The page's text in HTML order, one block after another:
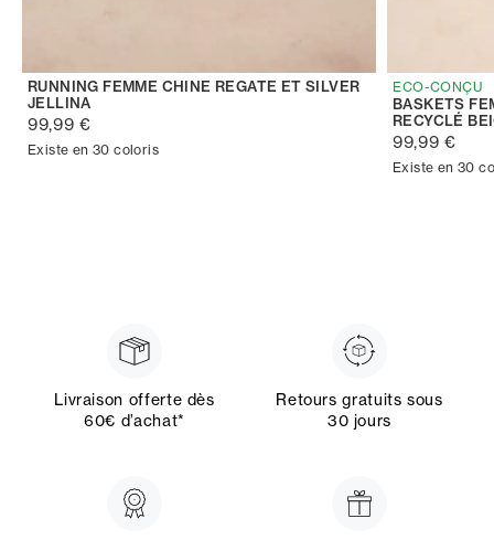
RUNNING FEMME CHINE REGATE ET SILVER
JELLINA
99,99 €
Existe en 30 coloris
ECO-CONÇU
BASKETS
RECYCLÉ
99,99 €
Existe en 30
Livraison offerte dès
60€ d’achat*
Retours gratuits sous
30 jours